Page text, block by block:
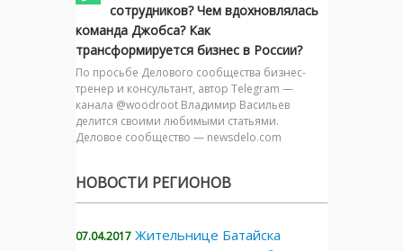
сотрудников? Чем вдохновлялась
команда Джобса? Как
трансформируется бизнес в России?
По просьбе Делового сообщества бизнес-
тренер и консультант, автор Telegram —
канала @woodroot Владимир Васильев
делится своими любимыми статьями.
Деловое сообщество — newsdelo.com
НОВОСТИ РЕГИОНОВ
07.04.2017 Жительнице Батайска